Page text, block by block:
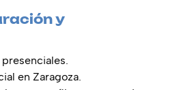
y
en Zaragoza.